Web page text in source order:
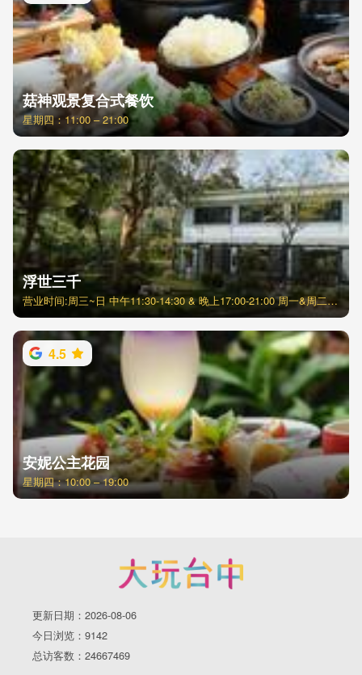
菇神观景复合式餐饮
星期四：11:00 – 21:00
浮世三千
营业时间:周三~日 中午11:30-14:30 & 晚上17:00-21:00 周一&周二公休
4.5
安妮公主花园
星期四：10:00 – 19:00
更新日期：2026-08-06
今日浏览：9142
总访客数：24667469